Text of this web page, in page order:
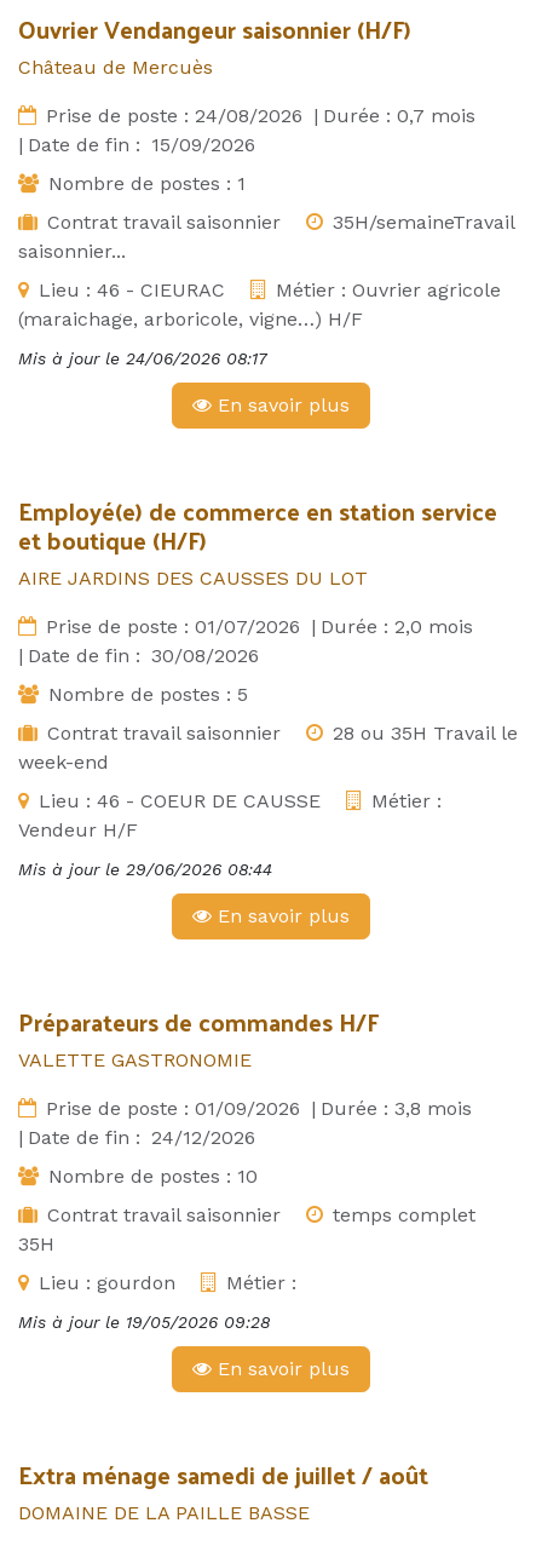
Ouvrier Vendangeur saisonnier (H/F)
Château de Mercuès
Prise de poste : 24/08/2026 | Durée : 0,7 mois
| Date de fin : 15/09/2026
Nombre de postes : 1
Contrat travail saisonnier
35H/semaineTravail
saisonnier...
Lieu : 46 - CIEURAC Métier : Ouvrier agricole
(maraichage, arboricole, vigne…) H/F
Mis à jour le 24/06/2026 08:17
En savoir plus
Employé(e) de commerce en station service
et boutique (H/F)
AIRE JARDINS DES CAUSSES DU LOT
Prise de poste : 01/07/2026 | Durée : 2,0 mois
| Date de fin : 30/08/2026
Nombre de postes : 5
Contrat travail saisonnier
28 ou 35H Travail le
week-end
Lieu : 46 - COEUR DE CAUSSE
Métier :
Vendeur H/F
Mis à jour le 29/06/2026 08:44
En savoir plus
Préparateurs de commandes H/F
VALETTE GASTRONOMIE
Prise de poste : 01/09/2026 | Durée : 3,8 mois
| Date de fin : 24/12/2026
Nombre de postes : 10
Contrat travail saisonnier
temps complet
35H
Lieu : gourdon Métier :
Mis à jour le 19/05/2026 09:28
En savoir plus
Extra ménage samedi de juillet / août
DOMAINE DE LA PAILLE BASSE